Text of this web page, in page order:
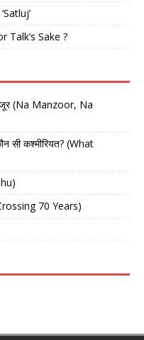
Talk’s Sake ?
(Na Manzoor, Na
सी कश्मीरियत? (What
70 Years)